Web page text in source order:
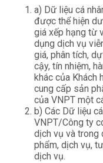
a) Dữ liệu cá
được thể hiện
giá xếp hạng từ
dụng dịch vụ
giá, phân tích,
cậy, tín nhiệm,
khác của Khách
cung cấp sản
của VNPT một
b) Các Dữ liệu
VNPT/Công ty
dịch vụ và trong
phẩm, dịch vụ,
dịch vụ.